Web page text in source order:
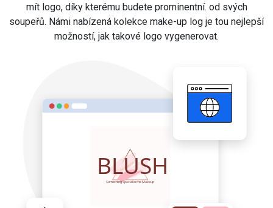
mít logo, díky kterému budete prominentní. od svých
soupeřů. Námi nabízená kolekce make-up log je tou nejlepší
možností, jak takové logo vygenerovat.